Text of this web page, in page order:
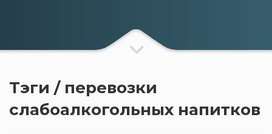
Тэги / перевозки
слабоалкогольных напитков